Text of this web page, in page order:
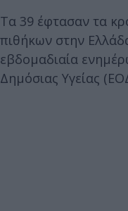
Τα 39 έφτασαν τα
πιθήκων στην
εβδομαδιαία
Δημόσιας Υγείας